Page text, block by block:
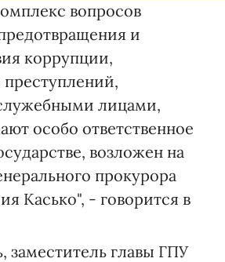
вопросов
и
коррупции,
преступлений,
лицами,
особо ответственное
возложен на
прокурора
Касько", - говорится в
заместитель главы ГПУ